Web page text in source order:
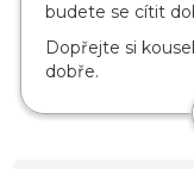
budete se cítit
Dopřejte si
dobře.